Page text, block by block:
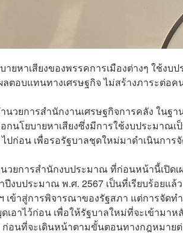
ยหาเสียงของพรรคการเมืองต่างๆ ใช้ง
ลตอบแทนทางเศรษฐกิจ ไม่สร้างภาระต่อ
นวยการสำนักงานเศรษฐกิจการคลัง ใน
นโยบายหาเสียงซึ่งมีการใช้งบประมาณเ
ปก่อน เพื่อรอรัฐบาลชุดใหม่มาดำเนินการ
ยการสำนักงบประมาณ ที่ก่อนหน้านี้เปิดเ
ปีงบประมาณ พ.ศ. 2567 เป็นที่เรียบร้อยแ
เข้าสู่การพิจารณาของรัฐสภา แต่การจัดท
อาไว้ก่อน เพื่อให้รัฐบาลใหม่ที่จะเข้ามาห
ก่อนที่จะเดินหน้าตามขั้นตอนทางกฎหมาย